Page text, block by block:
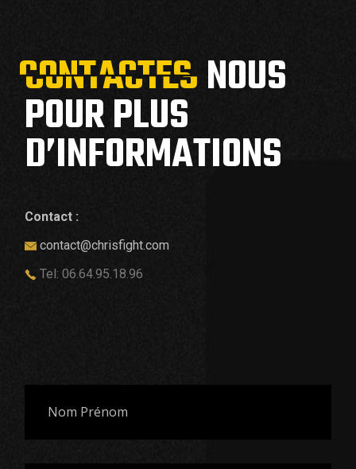
CONTACTES
CONTACTESNOUS
POUR PLUS
D’INFORMATIONS
Contact :
contact@chrisfight.com
Tel: 06.64.95.18.96